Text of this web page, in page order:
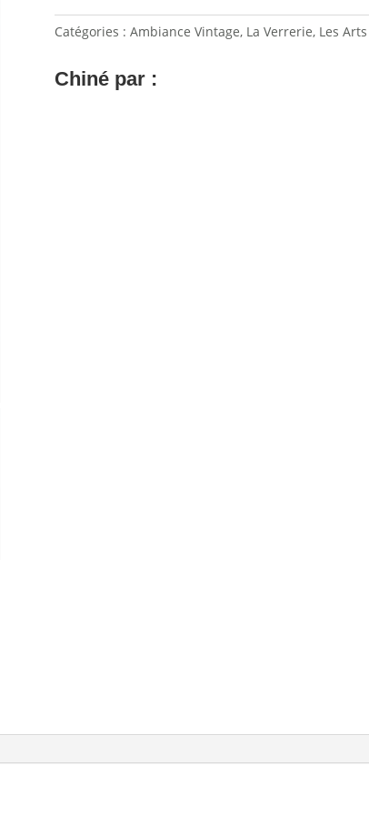
Catégories : Ambiance Vintage, La Verrerie, Les
Chiné par :